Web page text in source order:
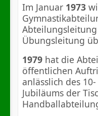
Im Januar 1973
Übungsleitung
1979hat die
öffentlichen
anlässlich des
Jubiläums der